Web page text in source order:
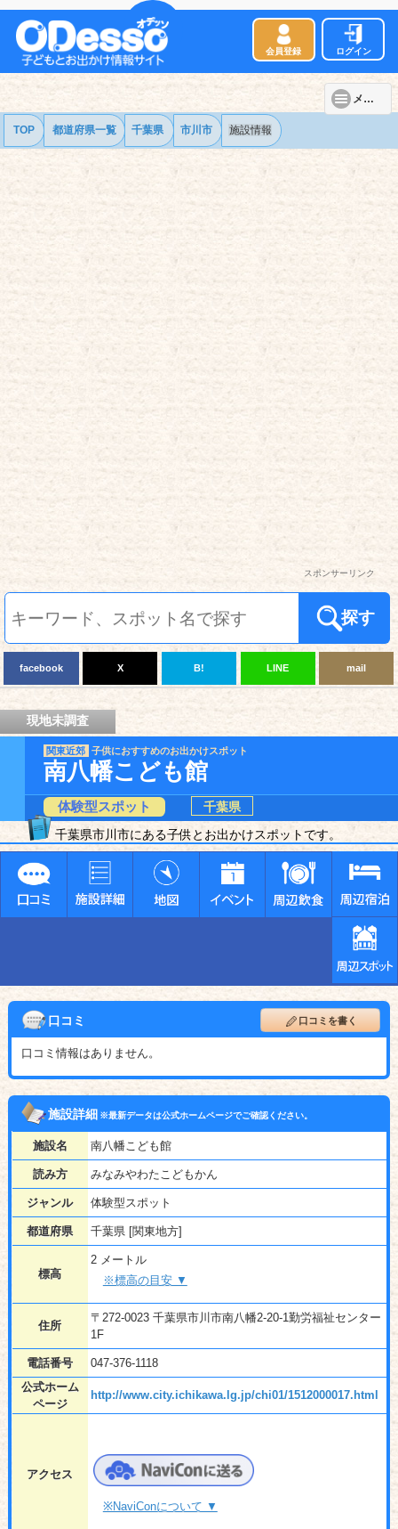
会員登録 ログイン
メニュー
TOP 都道府県一覧 千葉県 市川市 施設情報
スポンサーリンク
探す
facebook X B! LINE mail
現地未調査
関東近郊 子供におすすめのお出かけスポット
南八幡こども館
体験型スポット
千葉県
千葉県市川市にある子供とお出かけスポットです。
口コミ 口コミを書く
口コミ情報はありません。
施設詳細※最新データは公式ホームページでご確認ください。
施設名 南八幡こども館
読み方 みなみやわたこどもかん
ジャンル 体験型スポット
都道府県 千葉県 [関東地方]
標高
2 メートル
※標高の目安 ▼
住所
〒272-0023 千葉県市川市南八幡2-20-1勤労福祉センター
1F
電話番号
047-376-1118
公式ホーム
ページ
http://www.city.ichikawa.lg.jp/chi01/1512000017.html
アクセス
※NaviConについて ▼